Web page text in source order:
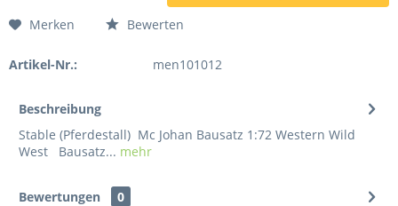
Merken Bewerten
Artikel-Nr.: men101012
Beschreibung
Stable (Pferdestall) Mc Johan Bausatz 1:72 Western Wild
West Bausatz... mehr
Bewertungen
0